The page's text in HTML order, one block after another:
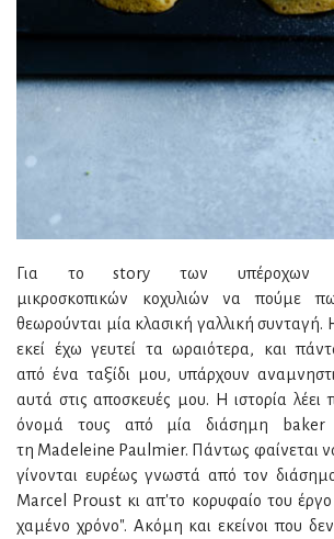
Για το story των υπέροχων
μικροσκοπικών κοχυλιών να πούμε
θεωρούνται μία κλασική γαλλική συνταγή.
εκεί έχω γευτεί τα ωραιότερα, και
από ένα ταξίδι μου, υπάρχουν
αυτά στις αποσκευές μου. Η ιστορία λέει
όνομά τους από μία διάσημη baker
τη Madeleine Paulmier. Πάντως φαίνεται
γίνονται ευρέως γνωστά από τον
Marcel Proust κι απ'το κορυφαίο του
χαμένο χρόνο". Ακόμη και εκείνοι που